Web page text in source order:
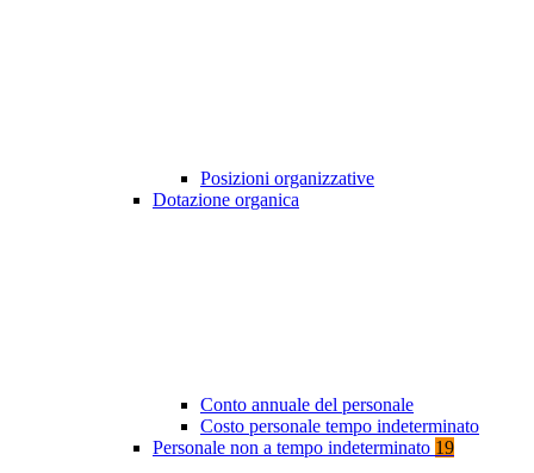
Posizioni organizzative
Dotazione organica
Conto annuale del personale
Costo personale tempo indeterminato
Personale non a tempo indeterminato 19